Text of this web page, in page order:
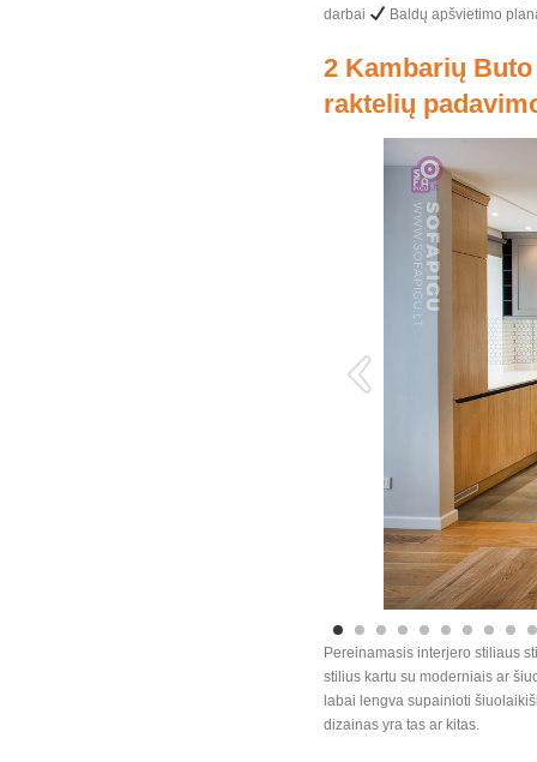
darbai
Baldų apšvietimo
2 Kambarių
raktelių
Pereinamasis interjero stiliaus
stilius kartu su moderniais ar
labai lengva supainioti
dizainas yra tas ar kitas.